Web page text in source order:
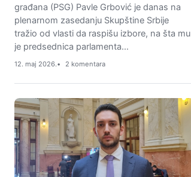
građana (PSG) Pavle Grbović je danas na
plenarnom zasedanju Skupštine Srbije
tražio od vlasti da raspišu izbore, na šta mu
je predsednica parlamenta…
12. maj 2026. 2 komentara